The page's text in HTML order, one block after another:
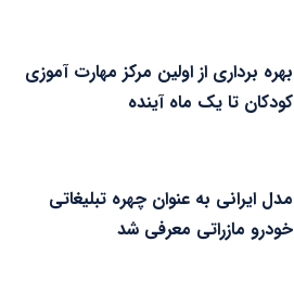
بهره برداری از اولین مرکز مهارت آموزی
کودکان تا یک ماه آینده
مدل ایرانی به عنوان چهره تبلیغاتی
خودرو مازراتی معرفی شد